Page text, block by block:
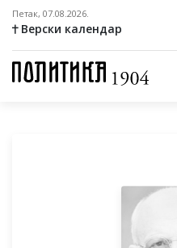
Петак, 07.08.2026.
Верски календар